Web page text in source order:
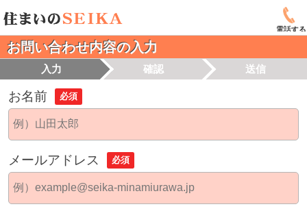
電話する
お問い合わせ内容の入力
入力 確認 送信
お名前 必須
メールアドレス 必須